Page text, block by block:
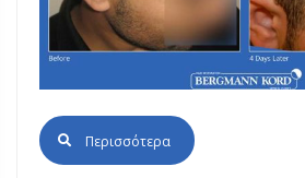
Περισσότερα